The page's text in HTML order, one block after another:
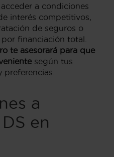
a condiciones
interés competitivos,
de seguros o
financiación total.
te asesorará para que
según tus
a
en